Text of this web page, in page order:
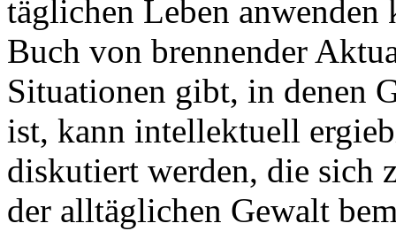
täglichen Leben
Buch von brennender
Situationen gibt, in denen
ist, kann intellektuell
diskutiert werden, die sich
der alltäglichen Gewalt